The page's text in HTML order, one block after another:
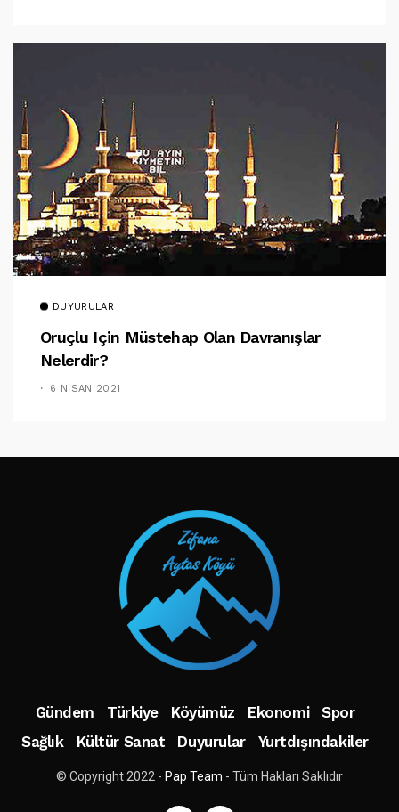
DUYURULAR
Oruçlu Için Müstehap Olan Davranışlar
Nelerdir?
6 NISAN 2021
TAKIP ET
Gündem Türkiye Köyümüz Ekonomi
Spor
Sağlık
Kültür Sanat Duyurular Yurtdışındakiler
© Copyright 2022 - Pap Team - Tüm Hakları Saklıdır